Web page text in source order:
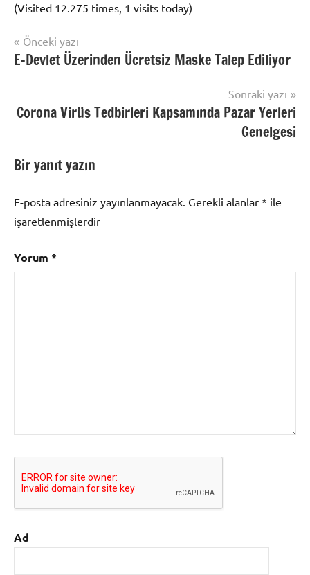
(Visited 12.275 times, 1 visits today)
Şununla
etiketlenmiş:
başvuru
İzni
Başvuru,
Yol
Telefonu
Uncategorized
Yazı
gezinmesi
Önceki yazı
E-Devlet Üzerinden Ücretsiz Maske Talep Ediliyor
Sonraki yazı
Corona Virüs Tedbirleri Kapsamında Pazar Yerleri
Genelgesi
Bir yanıt yazın
E-posta adresiniz yayınlanmayacak. Gerekli alanlar * ile
işaretlenmişlerdir
Yorum *
Ad